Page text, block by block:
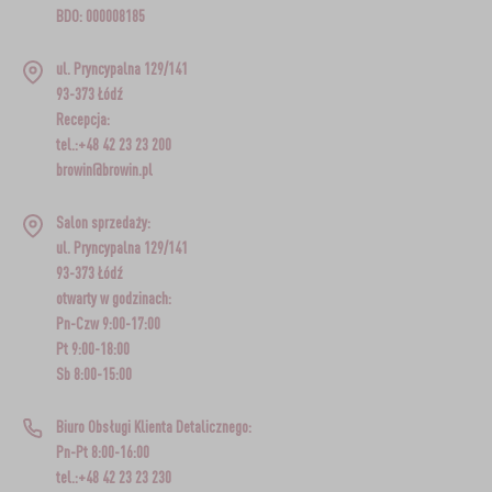
BDO: 000008185
ul. Pryncypalna 129/141
93-373 Łódź
Recepcja:
tel.:+48 42 23 23 200
browin@browin.pl
Salon sprzedaży:
ul. Pryncypalna 129/141
93-373 Łódź
otwarty w godzinach:
Pn-Czw 9:00-17:00
Pt 9:00-18:00
Sb 8:00-15:00
Biuro Obsługi Klienta Detalicznego:
Pn-Pt 8:00-16:00
tel.:+48 42 23 23 230